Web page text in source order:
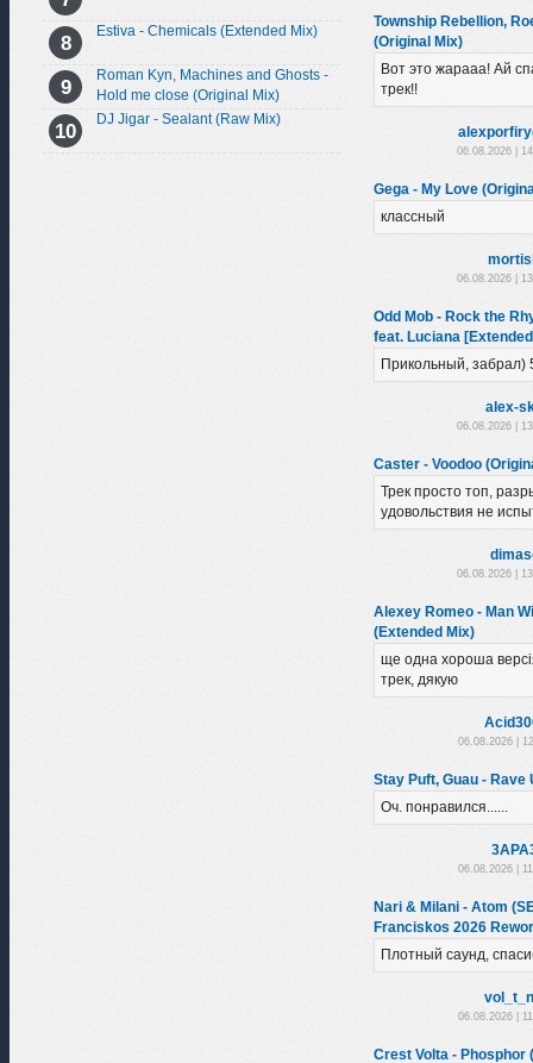
Estiva - Chemicals (Extended Mix)
Roman Kyn, Machines and Ghosts -
Hold me close (Original Mix)
DJ Jigar - Sealant (Raw Mix)
Township Rebellion,
(Original Mix)
Вот это жарааа! Ай
трек!!
06.08.2026 |
Gega - My Love
классный
06.08.2026 |
Odd Mob - Rock the
feat. Luciana
Прикольный, забрал)
alex-
06.08.2026 |
Caster - Voodoo
Трек просто топ,
удовольствия не
06.08.2026 |
Alexey Romeo - Man
(Extended Mix)
ще одна хороша
трек, дякую
06.08.2026 |
Stay Puft, Guau - Rave
Оч. понравился......
06.08.2026 |
Nari & Milani - Atom
Franciskos 2026
Плотный саунд,
06.08.2026 |
Crest Volta - Phosphor